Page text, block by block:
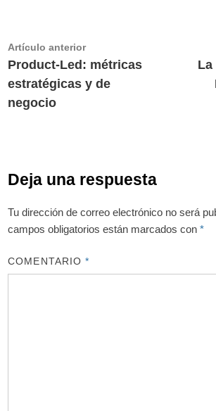
Navegación
de
entradas
Artículo anteriorArtículo
anterior:
Product-Led: métricas
estratégicas y de
negocio
La
Deja una respuesta
Tu dirección de correo electrónico no será
campos obligatorios están marcados con*
COMENTARIO*